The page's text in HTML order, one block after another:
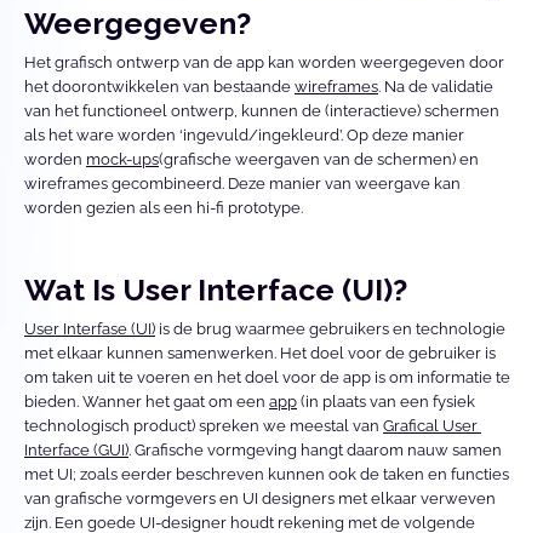
Weergegeven?
Het grafisch ontwerp van de app kan worden weergegeven door
het doorontwikkelen van bestaande wireframes. Na de validatie
van het functioneel ontwerp, kunnen de (interactieve) schermen
als het ware worden ‘ingevuld/ingekleurd’. Op deze manier
worden mock-ups(grafische weergaven van de schermen) en
wireframes gecombineerd. Deze manier van weergave kan
worden gezien als een hi-fi prototype.
Wat Is User Interface (UI)?
User Interfase (UI) is de brug waarmee gebruikers en technologie
met elkaar kunnen samenwerken. Het doel voor de gebruiker is
om taken uit te voeren en het doel voor de app is om informatie te
bieden. Wanner het gaat om een app (in plaats van een fysiek
technologisch product) spreken we meestal van Grafical User
Interface (GUI). Grafische vormgeving hangt daarom nauw samen
met UI; zoals eerder beschreven kunnen ook de taken en functies
van grafische vormgevers en UI designers met elkaar verweven
zijn. Een goede UI-designer houdt rekening met de volgende